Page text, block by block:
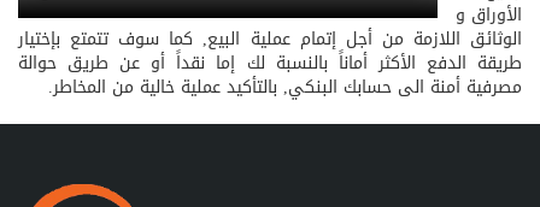
الأوراق و
الوثائق اللازمة من أجل إتمام عملية البيع, كما سوف تتمتع بإختيار
طريقة الدفع الأكثر أماناً بالنسبة لك إما نقداً أو عن طريق حوالة
مصرفية أمنة الى حسابك البنكي, بالتأكيد عملية خالية من المخاطر.